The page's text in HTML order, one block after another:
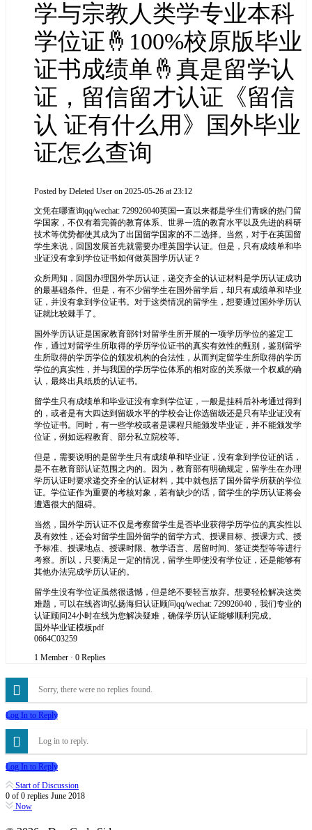
学与宗教人类学专业本科
学位证🤞100%校原版毕业
证书成绩单🤞真是留学认
证，留信留才认证《留信
认 证有什么用》国外毕业
证怎么查询
Posted by Deleted User on 2025-05-26 at 23:12
文凭在哪查询qq/wechat: 729926040英国一直以来都是学生们青睐的热门留
学国家，不仅有着完善的教育体系、世界一流的教育水平以及先进的科研
技术等优势都使其成为了出国留学国家的不二选择。当然，对于在英国留
学生来说，回国发展首先就需要办理英国学认证。但是，只有成绩单和毕
业证没有拿到学位证书如何做英国学历认证？
众所周知，回国办理国外学历认证，递交齐全的认证材料是学历认证成功
的最基础条件。但是，有不少留学生在国外留学后，却只有成绩单和毕业
证，并没有拿到学位证书。对于这类情况的留学生，想要通过国外学历认
证就比较棘手了。
国外学历认证是国家教育部针对留学生所开展的一项学历学位的鉴定工
作，通过对留学生所取得的学历学位证书的真实有效性的甄别，鉴别留学
生所取得的学历学位的颁发机构的合法性，从而判定留学生所取得的学历
学位的真实性，并与我国的学历学位体系的相对应的关系做一个权威的确
认，最终出具纸质的认证书。
留学生只有成绩单和毕业证没有拿到学位证，一般是挂科后补考通过得到
的，或者是有大四达到留级水平的学校会让你选留级还是只有毕业证没有
学位证书。同时，有一些学校或者是课程只能颁发毕业证，并不能颁发学
位证，例如远程教育、部分私立院校等。
但是，需要说明的是留学生只有成绩单和毕业证，没有拿到学位证的话，
是不在教育部认证范围之内的。因为，教育部有明确规定，留学生在办理
学历认证时要求递交齐全的认证材料，其中就包括了国外留学所获的学位
证。学位证作为重要的考核对象，若有缺少的话，留学生的学历认证将会
遭遇很大的阻碍。
当然，国外学历认证不仅是考察留学生是否毕业获得学历学位的真实性以
及有效性，还会对留学生国外留学的留学方式、授课目标、授课方式、授
予标准、授课地点、授课时限、教学语言、居留时间、签证类型等等进行
考察。所以，只要满足一定的情况，留学生即使没有学位证，还是能够有
其他办法完成学历认证的。
留学生没有学位证虽然很遗憾，但是绝不要轻言放弃。想要轻松解决这类
难题，可以在线咨询弘扬海归认证顾问qq/wechat: 729926040，我们专业的
认证顾问24小时在线为您解决疑难，确保学历认证能够顺利完成。
国外毕业证模板pdf
0664C03259
1 Member · 0 Replies
Sorry, there were no replies found.
Log In to Reply
Log in to reply.
Log In to Reply
Start of Discussion
0 of 0 replies June 2018
Now